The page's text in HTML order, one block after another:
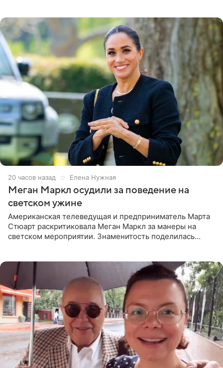
20 часов назад Елена Нужная
Меган Маркл осудили за поведение на
светском ужине
Американская телеведущая и предприниматель Марта
Стюарт раскритиковала Меган Маркл за манеры на
светском мероприятии. Знаменитость поделилась